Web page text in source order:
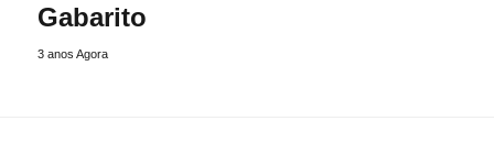
Gabarito
3 anos Agora